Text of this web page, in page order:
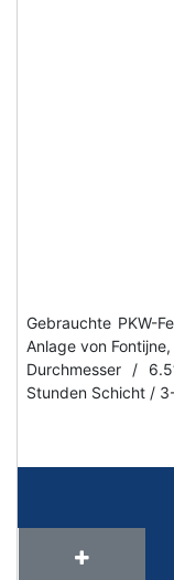
Gebrauchte PKW-
Anlage von
Durchmesser /
Stunden Schicht /